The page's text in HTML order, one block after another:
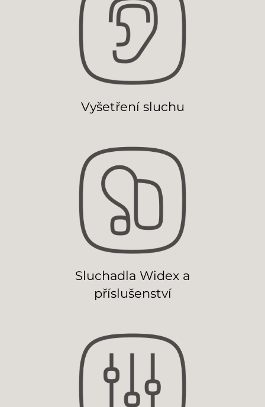
Vyšetření sluchu
Sluchadla Widex a
příslušenství